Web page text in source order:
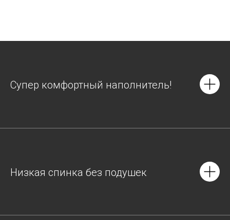
Супер комфортный наполнитель!
Низкая спинка без подушек